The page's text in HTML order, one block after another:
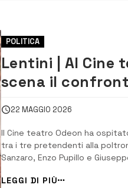
POLITICA
Lentini | Al Cine
scena il
(ma serrato) tra
sindaco
22 MAGGIO 2026
Il Cine teatro Odeon ha
tra i tre pretendenti alla
Sanzaro, Enzo Pupillo e
cruciale per il futuro della città,
della cittadinanza e offerto un
LEGGI DI PIÙ